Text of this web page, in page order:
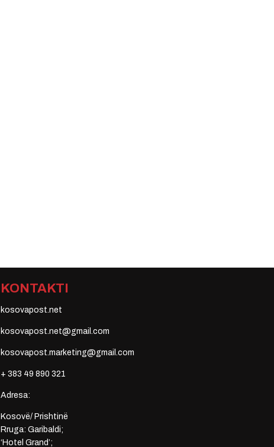
KONTAKTI
kosovapost.net
kosovapost.net@gmail.com
kosovapost.marketing@gmail.com
+ 383 49 890 321
Adresa:
Kosovë/ Prishtinë
Rruga: Garibaldi;
‘Hotel Grand’;